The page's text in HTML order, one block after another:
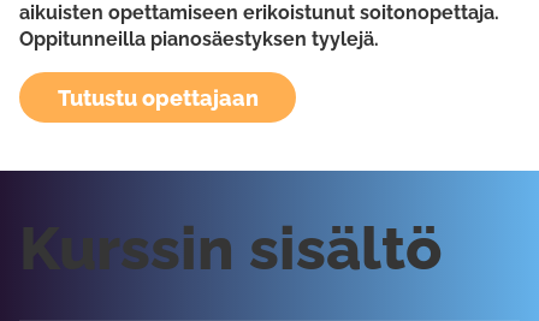
aikuisten opettamiseen erikoistunut soitonopettaja.
Oppitunneilla pianosäestyksen tyylejä.
Tutustu opettajaan
Kurssin sisältö